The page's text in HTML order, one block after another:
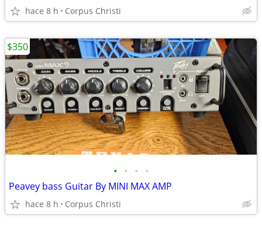
hace 8 h Corpus Christi
• • • •
Peavey bass Guitar By MINI MAX AMP
hace 8 h Corpus Christi
$350